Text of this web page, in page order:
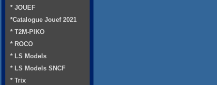
* JOUEF
*Catalogue Jouef 2021
* T2M-PIKO
* ROCO
* LS Models
* LS Models SNCF
* Trix